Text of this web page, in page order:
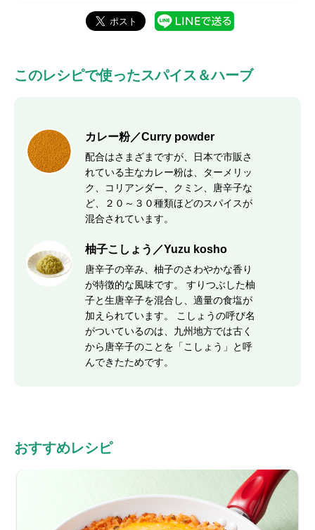
このレシピで使ったスパイス＆ハーブ
カレー粉／Curry powder
配合はさまざまですが、日本で市販さ
れている主なカレー粉は、ターメリッ
ク、コリアンダー、クミン、唐辛子な
ど、２０～３０種類ほどのスパイスが
混合されています。
柚子こしょう／Yuzu kosho
唐辛子の辛み、柚子のさわやかな香り
が特徴的な風味です。 すりつぶした柚
子と生唐辛子を混合し、適量の食塩が
加えられています。 こしょうの呼び名
がついているのは、九州地方では古く
から唐辛子のことを「こしょう」と呼
んできたためです。
おすすめレシピ